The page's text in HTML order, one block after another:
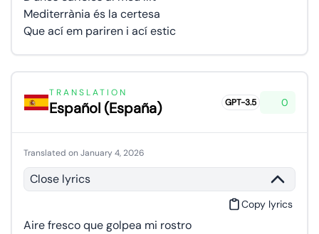
TRANSLATION
Español (España) GPT-3.5 0
Translated on January 4, 2026
Close lyrics
Copy lyrics
Aire fresco que golpea mi rostro
Mediterrània és la certesa
Que ací em pariren i ací estic